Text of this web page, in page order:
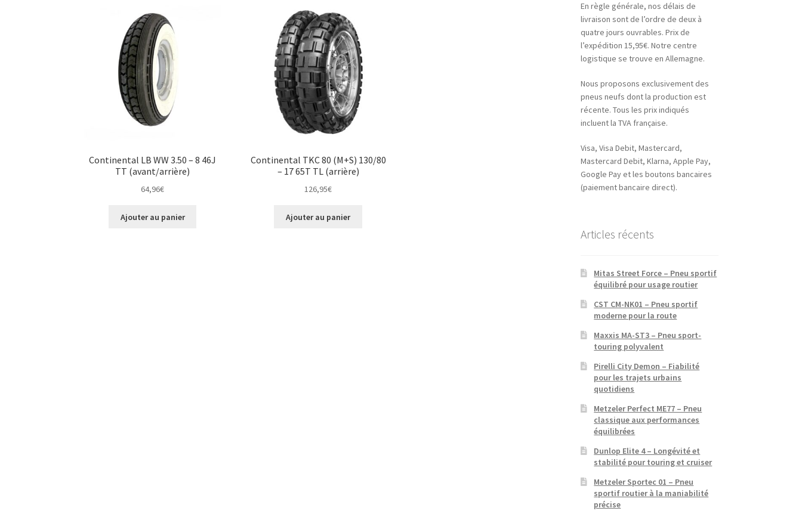
Continental LB WW 3.50 – 8 46J
TT (avant/arrière)
64,96€
Ajouter au panier
Continental TKC 80 (M+S) 130/80
– 17 65T TL (arrière)
126,95€
Ajouter au panier
En règle générale, nos délais de
livraison sont de l’ordre de deux à
quatre jours ouvrables. Prix de
l’expédition 15,95€. Notre centre
logistique se trouve en Allemagne.
Nous proposons exclusivement des
pneus neufs dont la production est
récente. Tous les prix indiqués
incluent la TVA française.
Visa, Visa Debit, Mastercard,
Mastercard Debit, Klarna, Apple Pay,
Google Pay et les boutons bancaires
(paiement bancaire direct).
Articles récents
Mitas Street Force – Pneu sportif
équilibré pour usage routier
CST CM-NK01 – Pneu sportif
moderne pour la route
Maxxis MA-ST3 – Pneu sport-
touring polyvalent
Pirelli City Demon – Fiabilité
pour les trajets urbains
quotidiens
Metzeler Perfect ME77 – Pneu
classique aux performances
équilibrées
Dunlop Elite 4 – Longévité et
stabilité pour touring et cruiser
Metzeler Sportec 01 – Pneu
sportif routier à la maniabilité
précise